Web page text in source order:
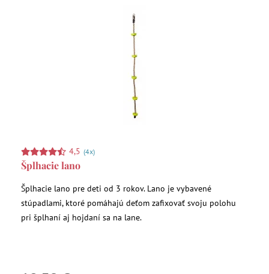
4,5 (4x)
Šplhacie lano
Šplhacie lano pre deti od 3 rokov. Lano je vybavené
stúpadlami, ktoré pomáhajú deťom zafixovať svoju polohu
pri šplhaní aj hojdaní sa na lane.